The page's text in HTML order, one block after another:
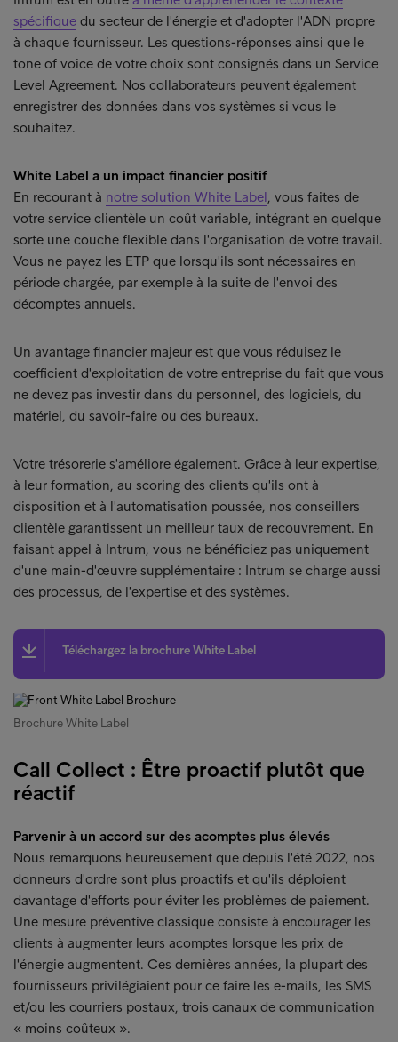
spécifique du secteur de l'énergie et d'adopter l'ADN propre
à chaque fournisseur. Les questions-réponses ainsi que le
tone of voice de votre choix sont consignés dans un Service
Level Agreement. Nos collaborateurs peuvent également
enregistrer des données dans vos systèmes si vous le
souhaitez.
White Label a un impact financier positif
En recourant à notre solution White Label , vous faites de
votre service clientèle un coût variable, intégrant en quelque
sorte une couche flexible dans l'organisation de votre travail.
Vous ne payez les ETP que lorsqu'ils sont nécessaires en
période chargée, par exemple à la suite de l'envoi des
décomptes annuels.
Un avantage financier majeur est que vous réduisez le
coefficient d'exploitation de votre entreprise du fait que vous
ne devez pas investir dans du personnel, des logiciels, du
matériel, du savoir-faire ou des bureaux.
Votre trésorerie s'améliore également. Grâce à leur expertise,
à leur formation, au scoring des clients qu'ils ont à
disposition et à l'automatisation poussée, nos conseillers
clientèle garantissent un meilleur taux de recouvrement. En
faisant appel à Intrum, vous ne bénéficiez pas uniquement
d'une main-d'œuvre supplémentaire : Intrum se charge aussi
des processus, de l'expertise et des systèmes.
Téléchargez la brochure White Label
Brochure White Label
Call Collect : Être proactif plutôt que
réactif
Parvenir à un accord sur des acomptes plus élevés
Nous remarquons heureusement que depuis l'été 2022, nos
donneurs d'ordre sont plus proactifs et qu'ils déploient
davantage d'efforts pour éviter les problèmes de paiement.
Une mesure préventive classique consiste à encourager les
clients à augmenter leurs acomptes lorsque les prix de
l'énergie augmentent. Ces dernières années, la plupart des
fournisseurs privilégiaient pour ce faire les e-mails, les SMS
et/ou les courriers postaux, trois canaux de communication
« moins coûteux ».